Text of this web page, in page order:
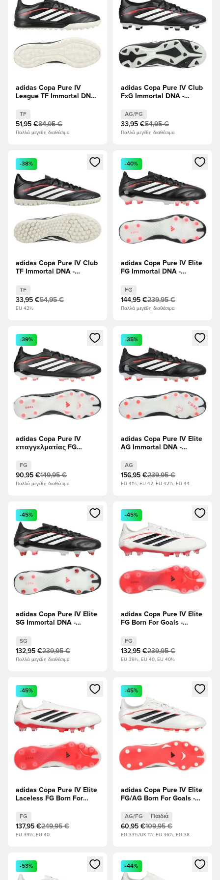
adidas Copa Pure IV
League TF Immortal DNA
TF
51,95 €84,95 €
Πολλά μεγέθη διαθέσιμα
adidas Copa Pure IV Club
FxG Immortal DNA -
AG/FG
33,95 €54,95 €
Πολλά μεγέθη διαθέσιμα
Ανοίγει ένα Modal για να συνδεθείτε ή να εγγραφείτε ως
-38%
adidas Copa Pure IV Club
TF Immortal DNA -
TF
33,95 €54,95 €
EU 42½
Ανοίγει ένα Modal για να
-40%
adidas Copa Pure IV Elite
FG Immortal DNA -
FG
144,95 €239,95 €
Πολλά μεγέθη διαθέσιμα
Ανοίγει ένα Modal για να συνδεθείτε ή να εγγραφείτε ως
-39%
adidas Copa Pure IV
επαγγελματίας FG
Διαυγές κόκκινο
FG
90,95 €149,95 €
Πολλά μεγέθη διαθέσιμα
Ανοίγει ένα Modal για να
-35%
adidas Copa Pure IV Elite
AG Immortal DNA -
AG
156,95 €239,95 €
EU 41½, EU 42, EU 42½, EU 44
Ανοίγει ένα Modal για να συνδεθείτε ή να εγγραφείτε ως
-45%
adidas Copa Pure IV Elite
SG Immortal DNA -
SG
132,95 €239,95 €
Πολλά μεγέθη διαθέσιμα
Ανοίγει ένα Modal για να
-45%
adidas Copa Pure IV Elite
FG Born For Goals -
Μηδέν Μεταλλικό/
μαύρο/Διαυγές κόκκινο
FG
132,95 €239,95 €
EU 39½, EU 40, EU 40½
Ανοίγει ένα Modal για να συνδεθείτε ή να εγγραφείτε ως
-45%
adidas Copa Pure IV Elite
Laceless FG Born For
Λευκά/Μηδέν Μεταλλικό/
μαύρο/Διαυγές κόκκινο
FG
137,95 €249,95 €
EU 39½, EU 40
Ανοίγει ένα Modal για να
-45%
adidas Copa Pure IV Elite
FG/AG Born For Goals -
Μηδέν Μεταλλικό/
μαύρο/Διαυγές κόκκινο
Παιδιά
AG/FG Παιδιά
60,95 €109,95 €
EU 33½/UK 1½, EU 36½, EU 38
Ανοίγει ένα Modal για να συνδεθείτε ή να εγγραφείτε ως
-53%
Ανοίγει ένα Modal για να
-44%